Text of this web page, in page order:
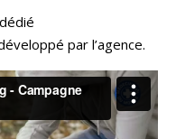
par l’agence.